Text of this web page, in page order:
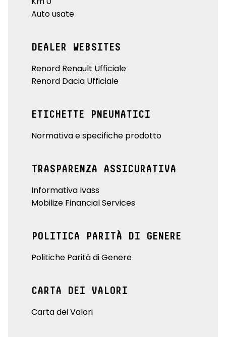
Auto usate
DEALER WEBSITES
Renord Renault Ufficiale
Renord Dacia Ufficiale
ETICHETTE PNEUMATICI
Normativa e specifiche prodotto
TRASPARENZA ASSICURATIVA
Informativa Ivass
Mobilize Financial Services
POLITICA PARITÀ DI GENERE
Politiche Parità di Genere
CARTA DEI VALORI
Carta dei Valori